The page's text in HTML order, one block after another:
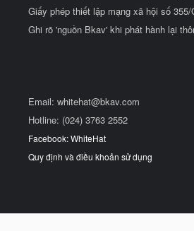
Giấy phép thiết lập mạng xã hội số
Ghi rõ 'nguồn Bkav' khi phát hành lại
Email: whitehat@bkav.com
Hotline: (024) 3763 2552
Facebook: WhiteHat
Quy định và điều khoản sử dụng